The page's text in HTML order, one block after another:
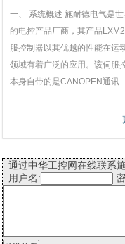
一、 系统概述 施耐德电气是世
的电控产品厂商，其产品
服控制器以其优越的性能在运
领域有着广泛的应用。该伺服
本身自带的是CANOPEN通讯...
通过中华工控网在线联系
用户名: